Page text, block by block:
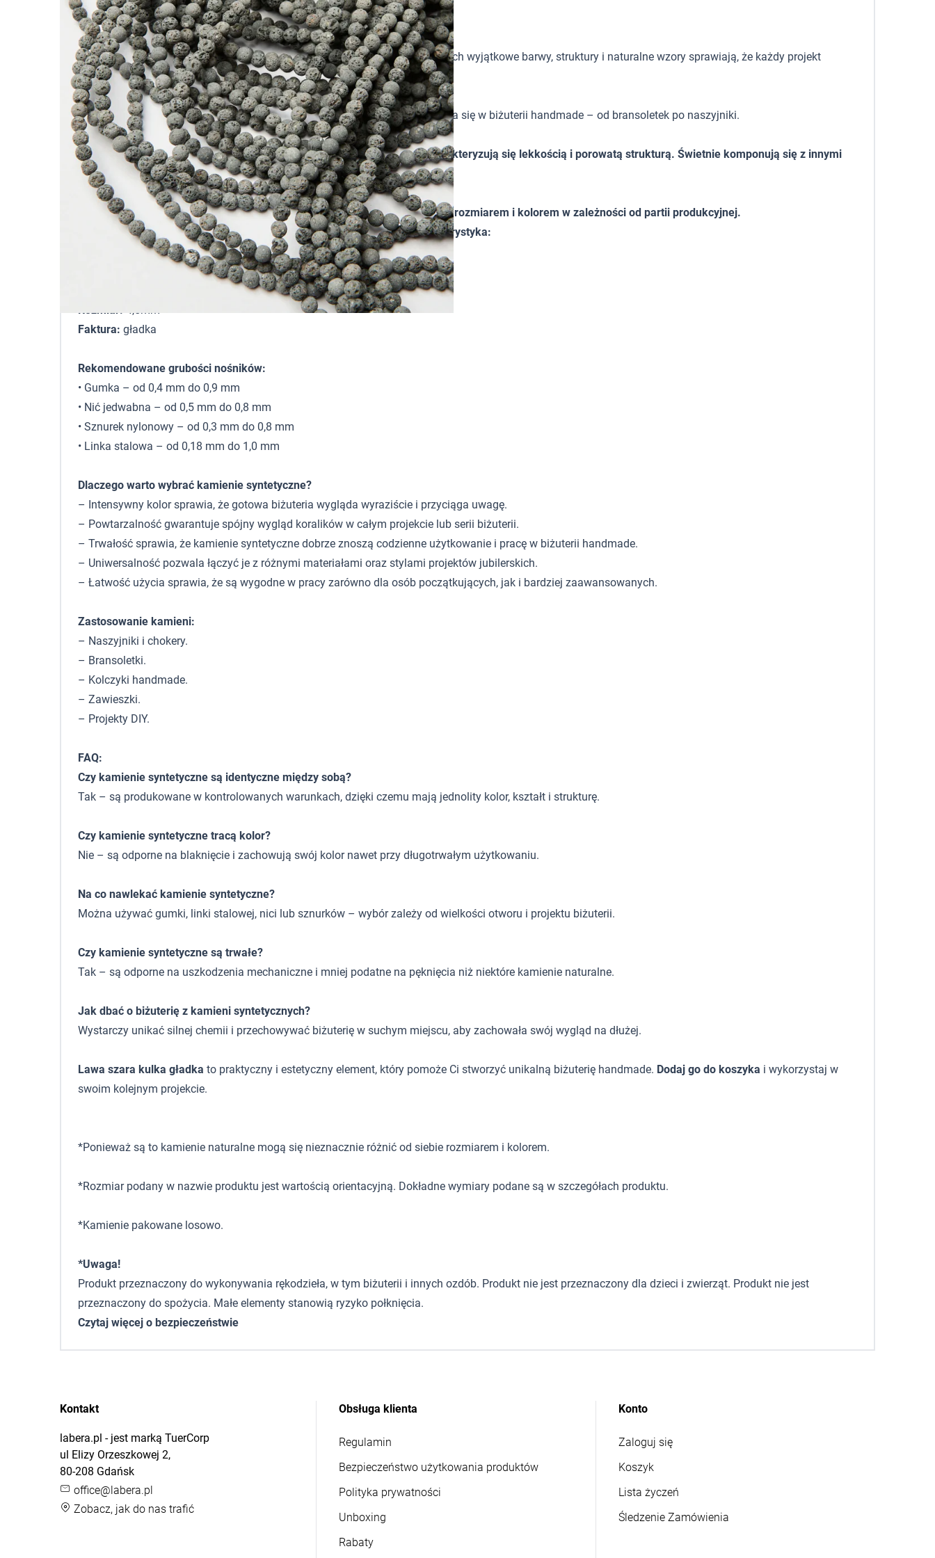
Lawa szara kulka gładka 4,5mm
Kamienie to jedne z najbardziej cenionych dodatków w biżuterii handmade. Ich wyjątkowe barwy, struktury i naturalne wzory sprawiają, że każdy projekt
nabiera indywidualnego charakteru.
Lawa szara wyróżnia się naturalną strukturą, dzięki czemu świetnie sprawdza się w biżuterii handmade – od bransoletek po naszyjniki.
Koraliki wykonane z lawy w kolorze szarym, oszlifowane w kuleczkę charakteryzują się lekkością i porowatą strukturą. Świetnie komponują się z innymi
naturalnymi kamieniami.
*Ponieważ są to kamienie naturalne mogą się nieznacznie różnić od siebie rozmiarem i kolorem w zależności od partii produkcyjnej.
*Rozmiar podany w nazwie produktu jest wartością orientacyjną. Charakterystyka:
Lawa szara
Rozmiar: 4,5mm
Faktura: gładka
Rekomendowane grubości nośników:
• Gumka – od 0,4 mm do 0,9 mm
• Nić jedwabna – od 0,5 mm do 0,8 mm
• Sznurek nylonowy – od 0,3 mm do 0,8 mm
• Linka stalowa – od 0,18 mm do 1,0 mm
Dlaczego warto wybrać kamienie syntetyczne?
– Intensywny kolor sprawia, że gotowa biżuteria wygląda wyraziście i przyciąga uwagę.
– Powtarzalność gwarantuje spójny wygląd koralików w całym projekcie lub serii biżuterii.
– Trwałość sprawia, że kamienie syntetyczne dobrze znoszą codzienne użytkowanie i pracę w biżuterii handmade.
– Uniwersalność pozwala łączyć je z różnymi materiałami oraz stylami projektów jubilerskich.
– Łatwość użycia sprawia, że są wygodne w pracy zarówno dla osób początkujących, jak i bardziej zaawansowanych.
Zastosowanie kamieni:
– Naszyjniki i chokery.
– Bransoletki.
– Kolczyki handmade.
– Zawieszki.
– Projekty DIY.
FAQ:
Czy kamienie syntetyczne są identyczne między sobą?
Tak – są produkowane w kontrolowanych warunkach, dzięki czemu mają jednolity kolor, kształt i strukturę.
Czy kamienie syntetyczne tracą kolor?
Nie – są odporne na blaknięcie i zachowują swój kolor nawet przy długotrwałym użytkowaniu.
Na co nawlekać kamienie syntetyczne?
Można używać gumki, linki stalowej, nici lub sznurków – wybór zależy od wielkości otworu i projektu biżuterii.
Czy kamienie syntetyczne są trwałe?
Tak – są odporne na uszkodzenia mechaniczne i mniej podatne na pęknięcia niż niektóre kamienie naturalne.
Jak dbać o biżuterię z kamieni syntetycznych?
Wystarczy unikać silnej chemii i przechowywać biżuterię w suchym miejscu, aby zachowała swój wygląd na dłużej.
Lawa szara kulka gładka to praktyczny i estetyczny element, który pomoże Ci stworzyć unikalną biżuterię handmade. Dodaj go do koszyka i wykorzystaj w
swoim kolejnym projekcie.
*Ponieważ są to kamienie naturalne mogą się nieznacznie różnić od siebie rozmiarem i kolorem.
*Rozmiar podany w nazwie produktu jest wartością orientacyjną. Dokładne wymiary podane są w szczegółach produktu.
*Kamienie pakowane losowo.
*Uwaga!
Produkt przeznaczony do wykonywania rękodzieła, w tym biżuterii i innych ozdób. Produkt nie jest przeznaczony dla dzieci i zwierząt. Produkt nie jest
przeznaczony do spożycia. Małe elementy stanowią ryzyko połknięcia.
Czytaj więcej o bezpieczeństwie
Kontakt
labera.pl - jest marką TuerCorp
ul Elizy Orzeszkowej 2,
80-208 Gdańsk
office@labera.pl
Zobacz, jak do nas trafić
Obsługa klienta
Regulamin
Bezpieczeństwo użytkowania produktów
Polityka prywatności
Unboxing
Rabaty
Konto
Zaloguj się
Koszyk
Lista życzeń
Śledzenie Zamówienia